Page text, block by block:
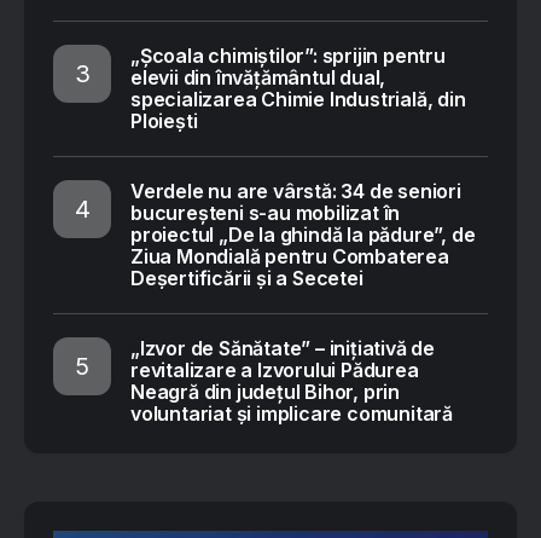
„Școala chimiștilor”: sprijin pentru
elevii din învățământul dual,
specializarea Chimie Industrială, din
Ploiești
Verdele nu are vârstă: 34 de seniori
bucureșteni s-au mobilizat în
proiectul „De la ghindă la pădure”, de
Ziua Mondială pentru Combaterea
Deșertificării și a Secetei
„Izvor de Sănătate” – inițiativă de
revitalizare a Izvorului Pădurea
Neagră din județul Bihor, prin
voluntariat și implicare comunitară